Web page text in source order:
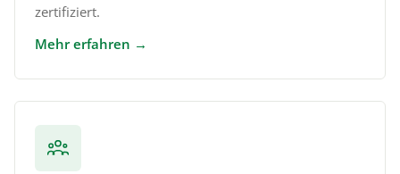
zertifiziert.
Mehr erfahren